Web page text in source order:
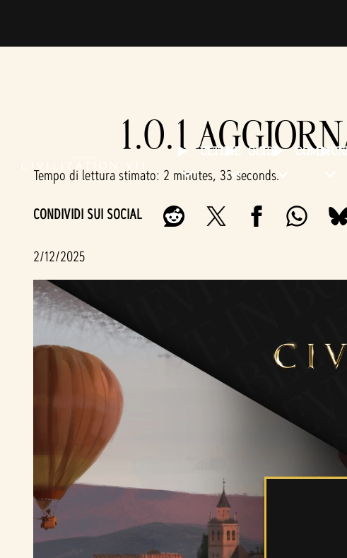
ULTIME GUIDE
1.0.1
Tempo di lettura stimato 2 minutes, 33 seconds
CONDIVIDI SUI SOCIAL
2/12/2025